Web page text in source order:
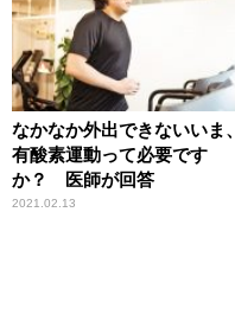
なかなか外出できないいま、
有酸素運動って必要です
か？ 医師が回答
2021.02.13